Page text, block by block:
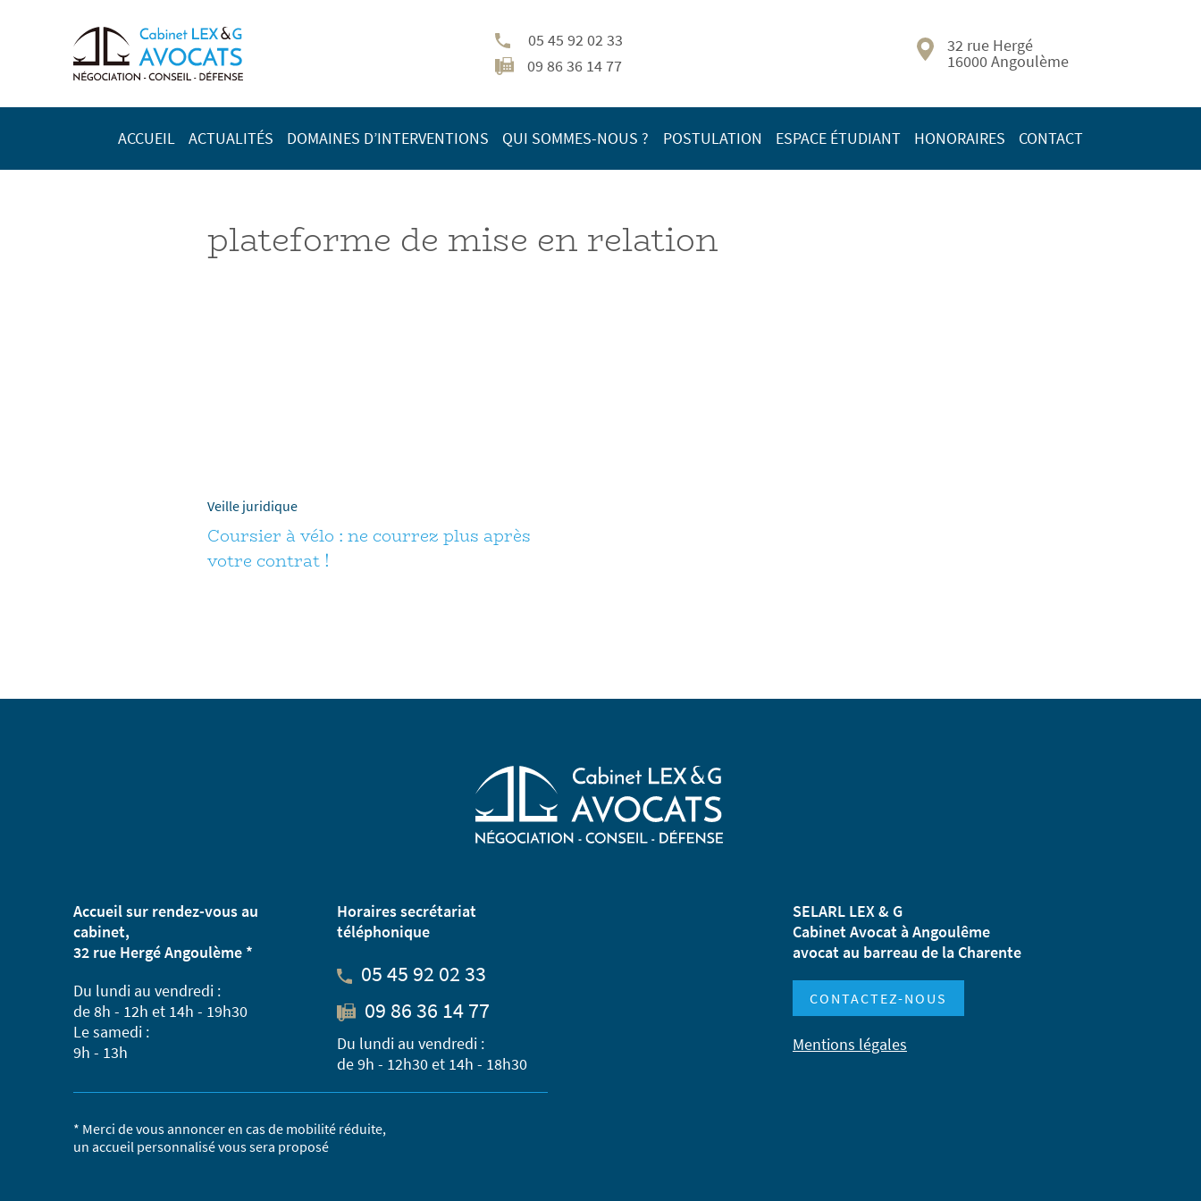
05 45 92 02 33
09 86 36 14 77
32 rue Hergé
16000 Angoulème
ACCUEIL ACTUALITÉS DOMAINES D’INTERVENTIONS QUI SOMMES-NOUS ? POSTULATION ESPACE ÉTUDIANT HONORAIRES CONTACT
plateforme de mise en relation
Veille juridique
Coursier à vélo : ne courrez plus après
votre contrat !
Accueil sur rendez-vous au
cabinet,
32 rue Hergé Angoulème *
Du lundi au vendredi :
de 8h - 12h et 14h - 19h30
Le samedi :
9h - 13h
Horaires secrétariat
téléphonique
05 45 92 02 33
09 86 36 14 77
Du lundi au vendredi :
de 9h - 12h30 et 14h - 18h30
SELARL LEX & G
Cabinet Avocat à Angoulême
avocat au barreau de la Charente
CONTACTEZ-NOUS
Mentions légales
* Merci de vous annoncer en cas de mobilité réduite,
un accueil personnalisé vous sera proposé